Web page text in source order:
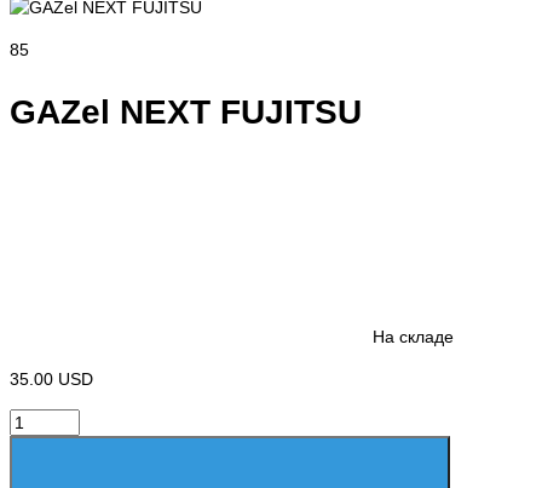
85
GAZel NEXT FUJITSU
На складе
35.00 USD